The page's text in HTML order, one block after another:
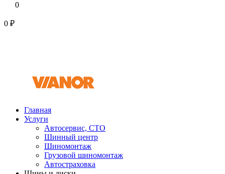
0
0 ₽
Главная
Услуги
Автосервис, СТО
Шинный центр
Шиномонтаж
Грузовой шиномонтаж
Автостраховка